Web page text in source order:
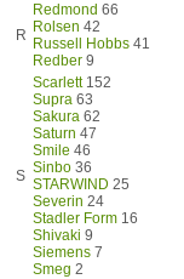
R
Redmond 66
Rolsen 42
Russell Hobbs 41
Redber 9
S
Scarlett152
Supra 63
Sakura 62
Saturn 47
Smile 46
Sinbo 36
STARWIND 25
Severin 24
Stadler Form 16
Shivaki 9
Siemens 7
Smeg 2